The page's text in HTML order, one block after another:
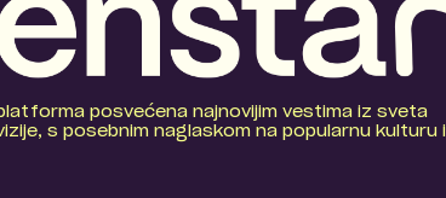
posvećena najnovijim vestima iz sveta
s posebnim naglaskom na popularnu kulturu i